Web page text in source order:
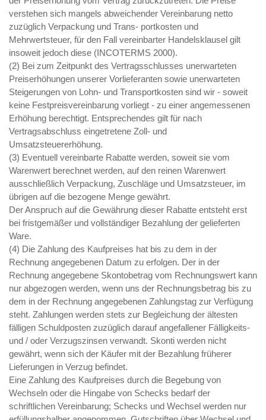
verstehen sich mangels abweichender Vereinbarung netto
zuzüglich Verpackung und Trans- portkosten und
Mehrwertsteuer, für den Fall vereinbarter Handelsklausel gilt
insoweit jedoch diese (INCOTERMS 2000).
(2) Bei zum Zeitpunkt des Vertragsschlusses unerwarteten
Preiserhöhungen unserer Vorlieferanten sowie unerwarteten
Steigerungen von Lohn- und Transportkosten sind wir - soweit
keine Festpreisvereinbarung vorliegt - zu einer angemessenen
Erhöhung berechtigt. Entsprechendes gilt für nach
Vertragsabschluss eingetretene Zoll- und
Umsatzsteuererhöhung.
(3) Eventuell vereinbarte Rabatte werden, soweit sie vom
Warenwert berechnet werden, auf den reinen Warenwert
ausschließlich Verpackung, Zuschläge und Umsatzsteuer, im
übrigen auf die bezogene Menge gewährt.
Der Anspruch auf die Gewährung dieser Rabatte entsteht erst
bei fristgemäßer und vollständiger Bezahlung der gelieferten
Ware.
(4) Die Zahlung des Kaufpreises hat bis zu dem in der
Rechnung angegebenen Datum zu erfolgen. Der in der
Rechnung angegebene Skontobetrag vom Rechnungswert kann
nur abgezogen werden, wenn uns der Rechnungsbetrag bis zu
dem in der Rechnung angegebenen Zahlungstag zur Verfügung
steht. Zahlungen werden stets zur Begleichung der ältesten
fälligen Schuldposten zuzüglich darauf angefallener Fälligkeits-
und / oder Verzugszinsen verwandt. Skonti werden nicht
gewährt, wenn sich der Käufer mit der Bezahlung früherer
Lieferungen in Verzug befindet.
Eine Zahlung des Kaufpreises durch die Begebung von
Wechseln oder die Hingabe von Schecks bedarf der
schriftlichen Vereinbarung; Schecks und Wechsel werden nur